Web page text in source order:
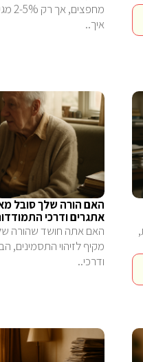
איך..
האם הורה שלך סובל
אתגרים ודרכי
האם אתה חושד שהורה
מקיף לזיהוי התסמינים,
ודרכי..